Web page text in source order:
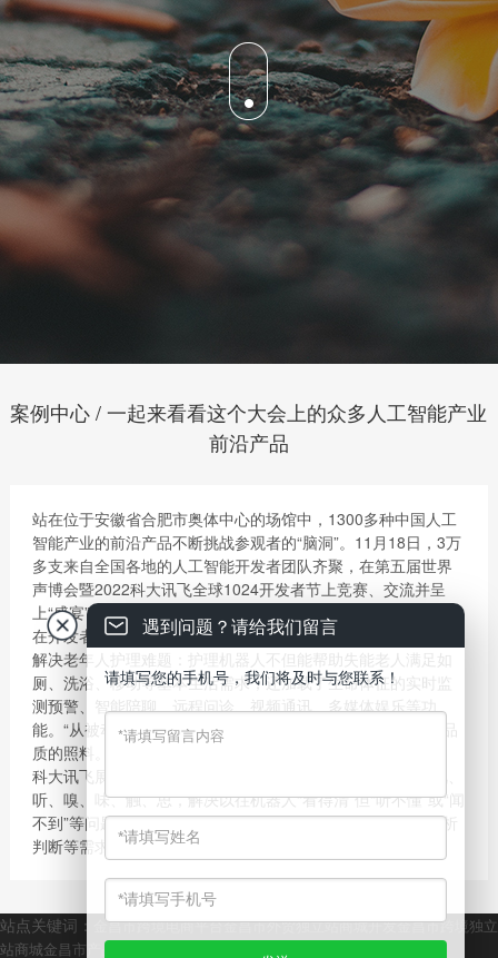
案例中心 / 一起来看看这个大会上的众多人工智能产业
前沿产品
站在位于安徽省合肥市奥体中心的场馆中，1300多种中国人工
智能产业的前沿产品不断挑战参观者的“脑洞”。11月18日，3万
多支来自全国各地的人工智能开发者团队齐聚，在第五届世界
声博会暨2022科大讯飞全球1024开发者节上竞赛、交流并呈
上“盛宴”。
在开发者节上，来自深圳的孙伟红团队展示了如何用人工智能
解决老年人护理难题：护理机器人不但能帮助失能老人满足如
厕、洗浴、移动等基本生活需求，还加载了生命体征的实时监
测预警、智能陪聊、远程问诊、视频通讯、多媒体娱乐等功
能。“从被动护理到主动识别需求，我们的目标是更有尊严和品
质的照料。”孙伟红说。
科大讯飞展示的“工业六感产品”让工业生产过程拥有了人的视、
听、嗅、味、触、思，解决以往机器人“看得清”但“听不懂”或“闻
不到”等问题，从而可以在各种复杂环境中满足不同巡检、分析
判断等需求，保障工业生产过程始终处于在控、可控的状态。
站点关键词： 金昌市跨境电商平台金昌市外贸独立站商城开发金昌市跨境独立
站商城金昌市产品出海商城服务
遇到问题？请给我们留言
请填写您的手机号，我们将及时与您联系！